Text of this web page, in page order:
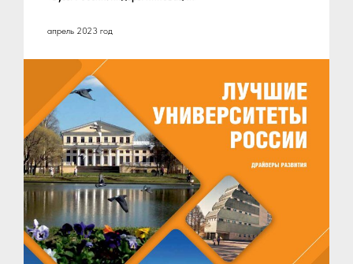
апрель 2023 год